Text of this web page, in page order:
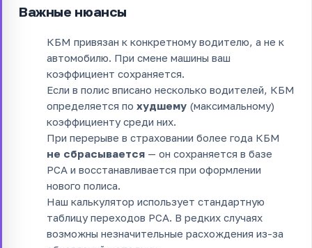
Важные нюансы
КБМ привязан к конкретному водителю, а не к
автомобилю. При смене машины ваш
коэффициент сохраняется.
Если в полис вписано несколько водителей, КБМ
определяется по худшему (максимальному)
коэффициенту среди них.
При перерыве в страховании более года КБМ
не сбрасывается — он сохраняется в базе
РСА и восстанавливается при оформлении
нового полиса.
Наш калькулятор использует стандартную
таблицу переходов РСА. В редких случаях
возможны незначительные расхождения из-за